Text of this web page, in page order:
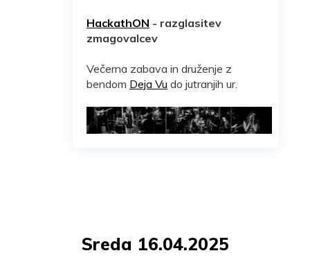
HackathON - razglasitev
zmagovalcev
Večerna zabava in druženje z
bendom Deja Vu do jutranjih ur.
Sreda 16.04.2025